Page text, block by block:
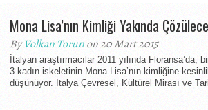
Mona Lisa’nın Kimliği Yakında
ByVolkan Torunon 20 Mart 2015
İtalyan araştırmacılar 2011 yılında Floransa’da,
3 kadın iskeletinin Mona Lisa’nın kimliğine
düşünüyor. İtalya Çevresel, Kültürel Mirası ve